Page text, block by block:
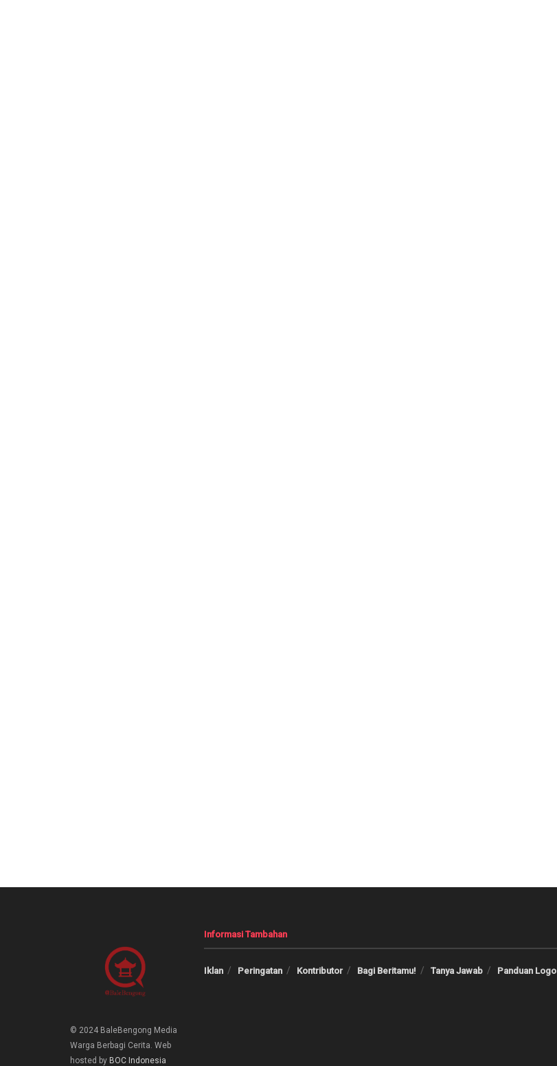
© 2024 BaleBengong Media
Warga Berbagi Cerita. Web
hosted by BOC Indonesia
Informasi Tambahan
Iklan Peringatan Kontributor Bagi Beritamu! Tanya Jawab Panduan Logo